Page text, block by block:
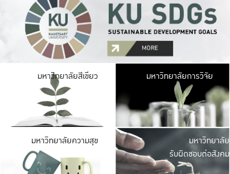
มหาวิทยาลัยสีเขียว มหาวิ
มีพื้นที่เขียวสดใส
เป็นป่าในเมือง เกษต
มหาวิทยาลัยการวิจัย
มหาวิทยาลัยความสุข มหาวิ
ค
เปิดประ
และพบเรื่องราวใ
มหาวิทยาลัย
รับผิดชอบต่อสังคม